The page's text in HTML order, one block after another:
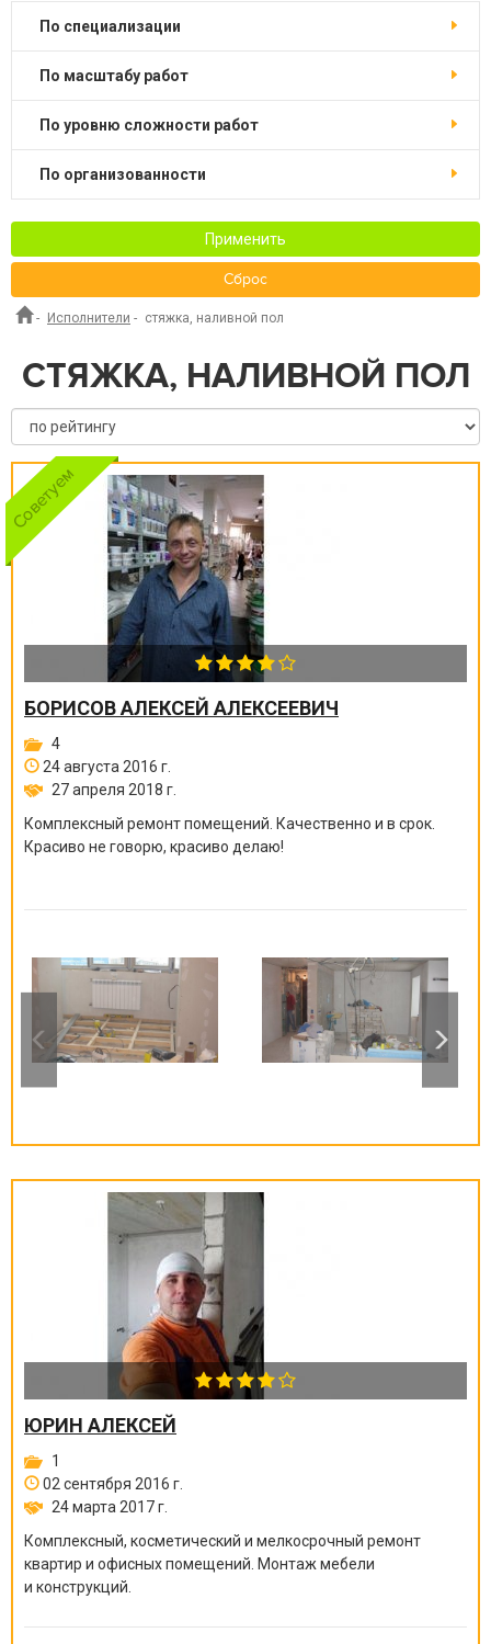
по специализации
по масштабу работ
по уровню сложности работ
по организованности
Применить
Сброс
- Исполнители - стяжка, наливной пол
СТЯЖКА, НАЛИВНОЙ ПОЛ
БОРИСОВ АЛЕКСЕЙ АЛЕКСЕЕВИЧ
4
24 августа 2016 г.
27 апреля 2018 г.
Комплексный ремонт помещений. Качественно и в срок.
Красиво не говорю, красиво делаю!
ЮРИН АЛЕКСЕЙ
1
02 сентября 2016 г.
24 марта 2017 г.
Комплексный, косметический и мелкосрочный ремонт
квартир и офисных помещений. Монтаж мебели
и конструкций.